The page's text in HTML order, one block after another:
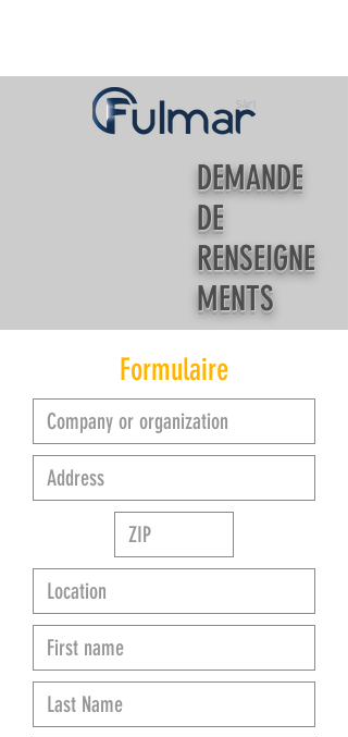
DEMANDE
DE
RENSEIGNE
MENTS
Formulaire